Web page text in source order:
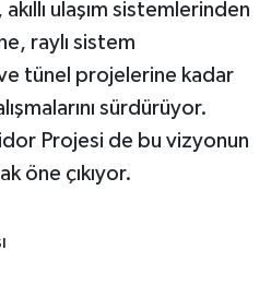
ulaşım sistemlerinden
raylı sistem
tünel projelerine kadar
sürdürüyor.
Projesi de bu vizyonun
öne çıkıyor.